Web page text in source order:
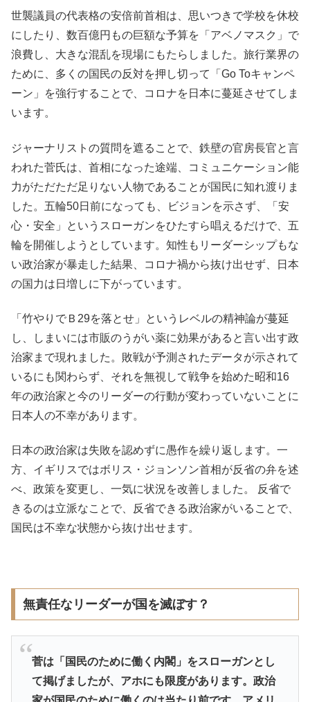
世襲議員の代表格の安倍前首相は、思いつきで学校を休校
にしたり、数百億円もの巨額な予算を「アベノマスク」で
浪費し、大きな混乱を現場にもたらしました。旅行業界の
ために、多くの国民の反対を押し切って「Go Toキャンペ
ーン」を強行することで、コロナを日本に蔓延させてしま
います。
ジャーナリストの質問を遮ることで、鉄壁の官房長官と言
われた菅氏は、首相になった途端、コミュニケーション能
力がただただ足りない人物であることが国民に知れ渡りま
した。五輪50日前になっても、ビジョンを示さず、「安
心・安全」というスローガンをひたすら唱えるだけで、五
輪を開催しようとしています。知性もリーダーシップもな
い政治家が暴走した結果、コロナ禍から抜け出せず、日本
の国力は日増しに下がっています。
「竹やりでＢ29を落とせ」というレベルの精神論が蔓延
し、しまいには市販のうがい薬に効果があると言い出す政
治家まで現れました。敗戦が予測されたデータが示されて
いるにも関わらず、それを無視して戦争を始めた昭和16
年の政治家と今のリーダーの行動が変わっていないことに
日本人の不幸があります。
日本の政治家は失敗を認めずに愚作を繰り返します。一
方、イギリスではボリス・ジョンソン首相が反省の弁を述
べ、政策を変更し、一気に状況を改善しました。 反省で
きるのは立派なことで、反省できる政治家がいることで、
国民は不幸な状態から抜け出せます。
無責任なリーダーが国を滅ぼす？
菅は「国民のために働く内閣」をスローガンとし
て掲げましたが、アホにも限度があります。政治